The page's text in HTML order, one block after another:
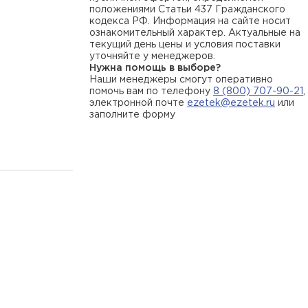
положениями Статьи 437 Гражданского
кодекса РФ. Информация на сайте носит
ознакомительный характер. Актуальные на
текущий день цены и условия поставки
уточняйте у менеджеров.
Нужна помощь в выборе?
Наши менеджеры смогут оперативно
помочь вам по телефону 8 (800) 707-90-21
электронной почте ezetek@ezetek.ru или
заполните форму